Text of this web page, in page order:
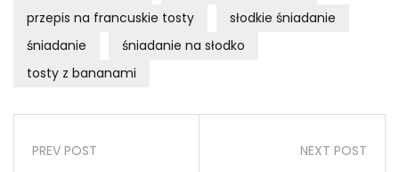
przepis na francuskie tosty
słodkie śniadanie
śniadanie
śniadanie na słodko
tosty z bananami
PREV POST
NEXT POST